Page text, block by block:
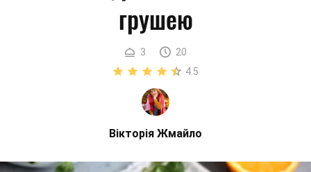
грушею
3
20
4.5
Вікторія Жмайло